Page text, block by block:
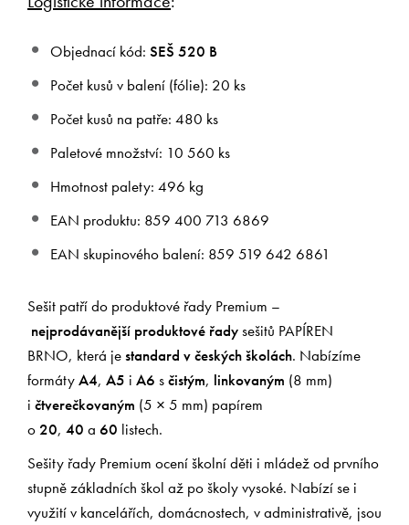
Objednací kód: SEŠ 520 B
Počet kusů v balení (fólie): 20 ks
Počet kusů na patře: 480 ks
Paletové množství: 10 560 ks
Hmotnost palety: 496 kg
EAN produktu: 859 400 713 6869
EAN skupinového balení: 859 519 642 6861
Sešit patří do produktové řady Premium –
nejprodávanější produktové řadysešitů PAPÍREN
BRNO, která jestandard v českých školách. Nabízíme
formátyA4, A5 i A6 sčistým, linkovaným (8 mm)
i čtverečkovaným (5 × 5 mm) papírem
o20, 40 a 60 listech.
Sešity řady Premium ocení školní děti i mládež od prvního
stupně základních škol až po školy vysoké. Nabízí se i
využití v kancelářích, domácnostech, v administrativě, jsou